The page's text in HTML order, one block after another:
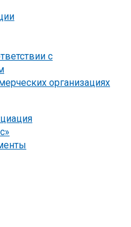
с
организациях